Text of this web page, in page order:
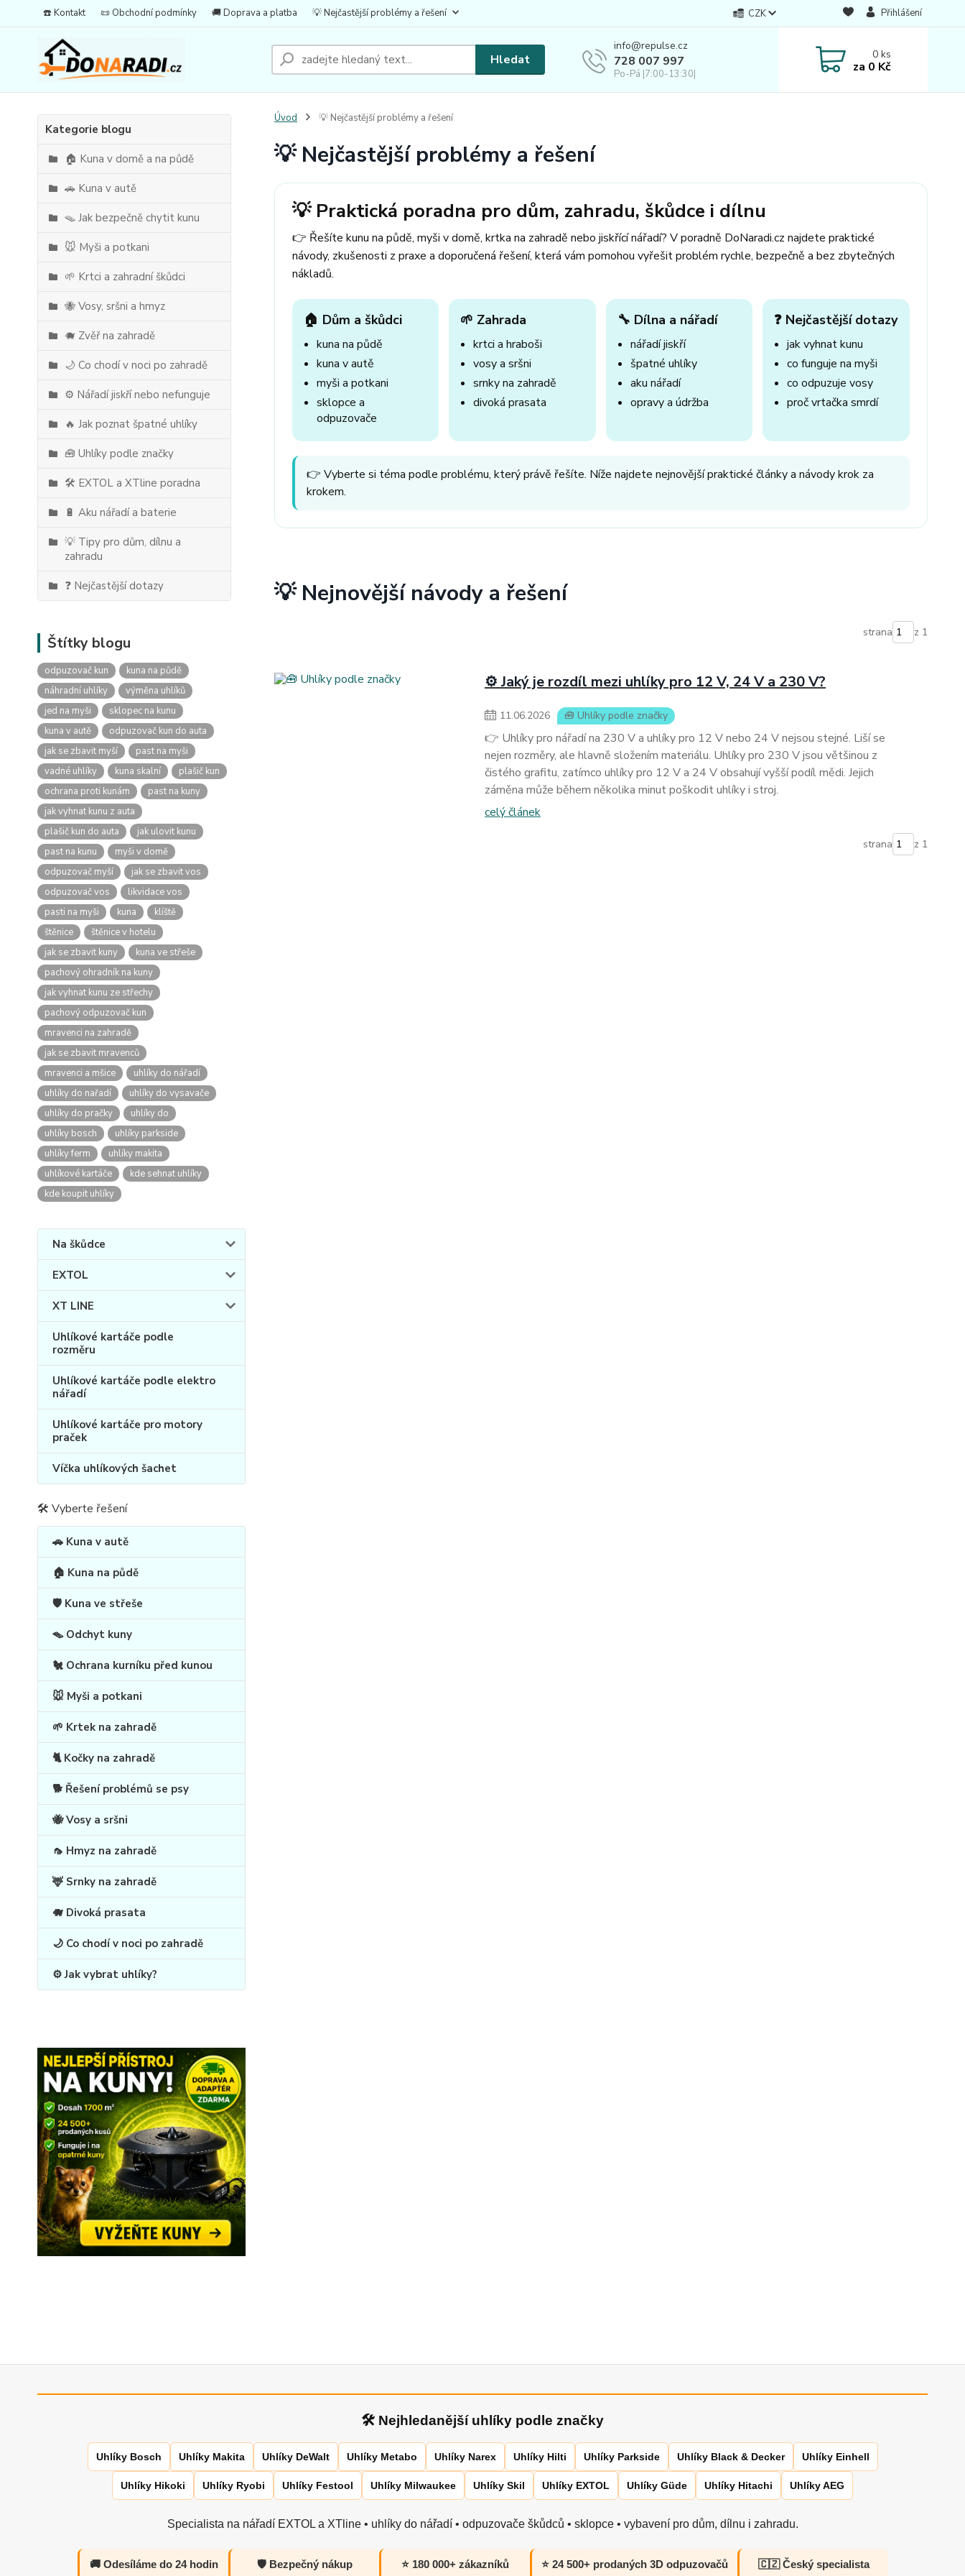
☎️ Kontakt 📜 Obchodní podmínky 🚚 Doprava a platba 💡 Nejčastější problémy a řešení CZK Přihlášení
Hledat
info@repulse.cz
728 007 997
Po-Pá |7:00-13:30|
0ks
za 0 Kč
Kategorie blogu
🏠 Kuna v domě a na půdě
🚗 Kuna v autě
🪤 Jak bezpečně chytit kunu
🐭 Myši a potkani
🌱 Krtci a zahradní škůdci
🐝 Vosy, sršni a hmyz
🐗 Zvěř na zahradě
🌙 Co chodí v noci po zahradě
⚙️ Nářadí jiskří nebo nefunguje
🔥 Jak poznat špatné uhlíky
🧰 Uhlíky podle značky
🛠️ EXTOL a XTline poradna
🔋 Aku nářadí a baterie
💡 Tipy pro dům, dílnu a
zahradu
❓ Nejčastější dotazy
Štítky blogu
odpuzovač kun
kuna na půdě
náhradní uhlíky
výměna uhlíků
jed na myši
sklopec na kunu
kuna v autě
odpuzovač kun do auta
jak se zbavit myší
past na myši
vadné uhlíky
kuna skalní
plašič kun
ochrana proti kunám
past na kuny
jak vyhnat kunu z auta
plašič kun do auta
jak ulovit kunu
past na kunu
myši v domě
odpuzovač myší
jak se zbavit vos
odpuzovač vos
likvidace vos
pasti na myši
kuna
klíště
štěnice
štěnice v hotelu
jak se zbavit kuny
kuna ve střeše
pachový ohradník na kuny
jak vyhnat kunu ze střechy
pachový odpuzovač kun
mravenci na zahradě
jak se zbavit mravenců
mravenci a mšice
uhlíky do nářadí
uhlíky do nařadí
uhlíky do vysavače
uhlíky do pračky
uhlíky do
uhlíky bosch
uhlíky parkside
uhlíky ferm
uhlíky makita
uhlíkové kartáče
kde sehnat uhlíky
kde koupit uhlíky
Na škůdce
EXTOL
XT LINE
Uhlíkové kartáče podle
rozměru
Uhlíkové kartáče podle elektro
nářadí
Uhlíkové kartáče pro motory
praček
Víčka uhlíkových šachet
🛠 Vyberte řešení
🚗 Kuna v autě
🏠 Kuna na půdě
🛡️ Kuna ve střeše
🪤 Odchyt kuny
🐔 Ochrana kurníku před kunou
🐭 Myši a potkani
🌱 Krtek na zahradě
🐈 Kočky na zahradě
🐕 Řešení problémů se psy
🐝 Vosy a sršni
🦟 Hmyz na zahradě
🦌 Srnky na zahradě
🐗 Divoká prasata
🌙 Co chodí v noci po zahradě
⚙️ Jak vybrat uhlíky?
Úvod 💡 Nejčastější problémy a řešení
💡 Nejčastější problémy a řešení
💡 Praktická poradna pro dům, zahradu, škůdce i dílnu
👉 Řešíte kunu na půdě, myši v domě, krtka na zahradě nebo jiskřící nářadí? V poradně DoNaradi.cz najdete praktické
návody, zkušenosti z praxe a doporučená řešení, která vám pomohou vyřešit problém rychle, bezpečně a bez zbytečných
nákladů.
🏠 Dům a škůdci
kuna na půdě
kuna v autě
myši a potkani
sklopce a
odpuzovače
🌱 Zahrada
krtci a hraboši
vosy a sršni
srnky na zahradě
divoká prasata
🔧 Dílna a nářadí
nářadí jiskří
špatné uhlíky
aku nářadí
opravy a údržba
❓ Nejčastější dotazy
jak vyhnat kunu
co funguje na myši
co odpuzuje vosy
proč vrtačka smrdí
👉 Vyberte si téma podle problému, který právě řešíte. Níže najdete nejnovější praktické články a návody krok za
krokem.
💡 Nejnovější návody a řešení
strana z 1
⚙️ Jaký je rozdíl mezi uhlíky pro 12 V, 24 V a 230 V?
11.06.2026 🧰 Uhlíky podle značky
👉 Uhlíky pro nářadí na 230 V a uhlíky pro 12 V nebo 24 V nejsou stejné. Liší se
nejen rozměry, ale hlavně složením materiálu. Uhlíky pro 230 V jsou většinou z
čistého grafitu, zatímco uhlíky pro 12 V a 24 V obsahují vyšší podíl mědi. Jejich
záměna může během několika minut poškodit uhlíky i stroj.
celý článek
strana z 1
🛠 Nejhledanější uhlíky podle značky
Uhlíky Bosch Uhlíky Makita Uhlíky DeWalt Uhlíky Metabo Uhlíky Narex Uhlíky Hilti Uhlíky Parkside Uhlíky Black & Decker Uhlíky Einhell
Uhlíky Hikoki Uhlíky Ryobi Uhlíky Festool Uhlíky Milwaukee Uhlíky Skil Uhlíky EXTOL Uhlíky Güde Uhlíky Hitachi Uhlíky AEG
Specialista na nářadí EXTOL a XTline • uhlíky do nářadí • odpuzovače škůdců • sklopce • vybavení pro dům, dílnu i zahradu.
🚚 Odesíláme do 24 hodin 🛡️ Bezpečný nákup ⭐ 180 000+ zákazníků ⭐ 24 500+ prodaných 3D odpuzovačů 🇨🇿 Český specialista